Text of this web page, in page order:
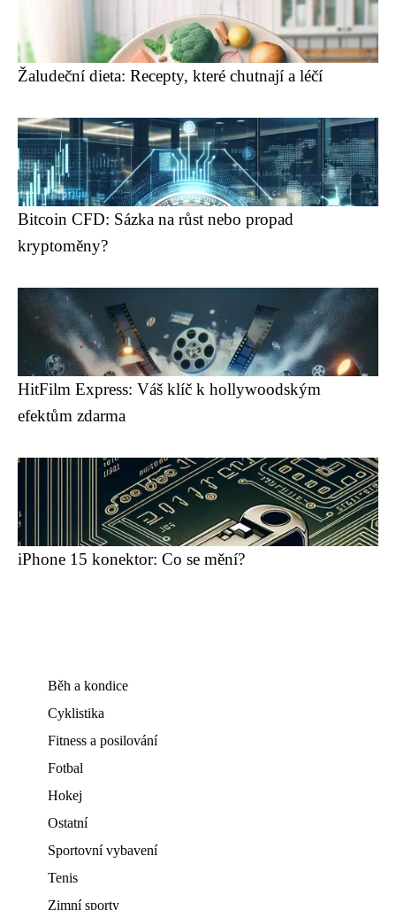
Žaludeční dieta: Recepty, které chutnají a léčí
Bitcoin CFD: Sázka na růst nebo propad
kryptoměny?
HitFilm Express: Váš klíč k hollywoodským
efektům zdarma
iPhone 15 konektor: Co se mění?
Běh a kondice
Cyklistika
Fitness a posilování
Fotbal
Hokej
Ostatní
Sportovní vybavení
Tenis
Zimní sporty